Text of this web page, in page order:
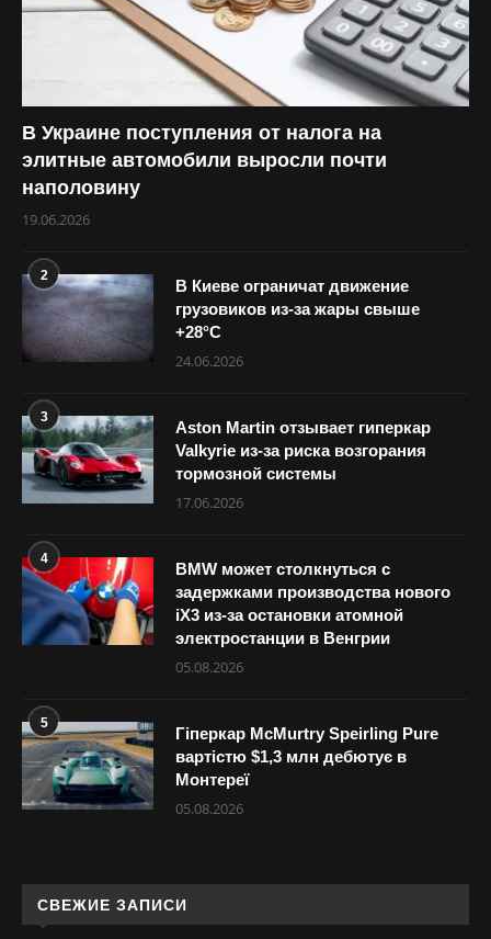
В Украине поступления от налога на
элитные автомобили выросли почти
наполовину
19.06.2026
2
В Киеве ограничат движение
грузовиков из-за жары свыше
+28°С
24.06.2026
3
Aston Martin отзывает гиперкар
Valkyrie из-за риска возгорания
тормозной системы
17.06.2026
4
BMW может столкнуться с
задержками производства нового
iX3 из-за остановки атомной
электростанции в Венгрии
05.08.2026
5
Гіперкар McMurtry Speirling Pure
вартістю $1,3 млн дебютує в
Монтереї
05.08.2026
СВЕЖИЕ ЗАПИСИ